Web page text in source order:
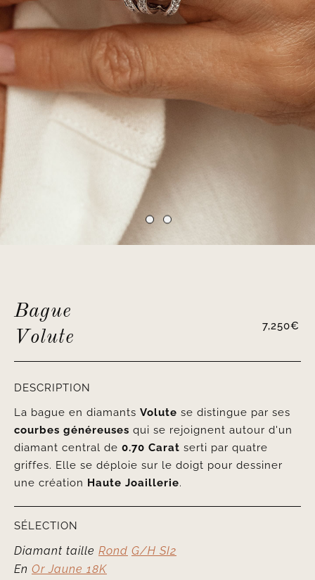
Bague
Volute
7,250€
DESCRIPTION
La bague en diamants Volute se distingue par ses
courbes généreuses qui se rejoignent autour d'un
diamant central de 0.70 Carat serti par quatre
griffes. Elle se déploie sur le doigt pour dessiner
une création Haute Joaillerie.
SÉLECTION
Diamant taille Rond G/H SI2
En Or Jaune 18K